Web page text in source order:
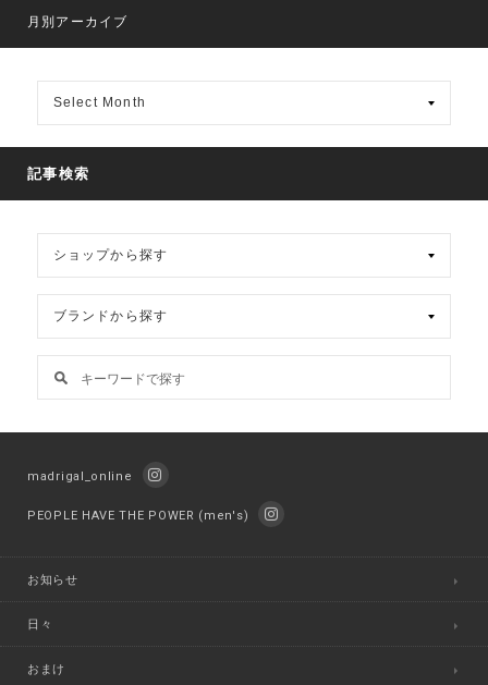
月別アーカイブ
ア
ー
カ
イ
ブ
記事検索
madrigal_online
PEOPLE HAVE THE POWER (men's)
お知らせ
日々
おまけ